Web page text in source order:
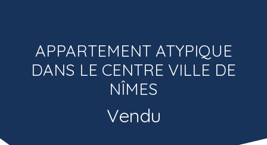
APPARTEMENT ATYPIQUE
DANS LE CENTRE VILLE DE
NÎMES
Vendu